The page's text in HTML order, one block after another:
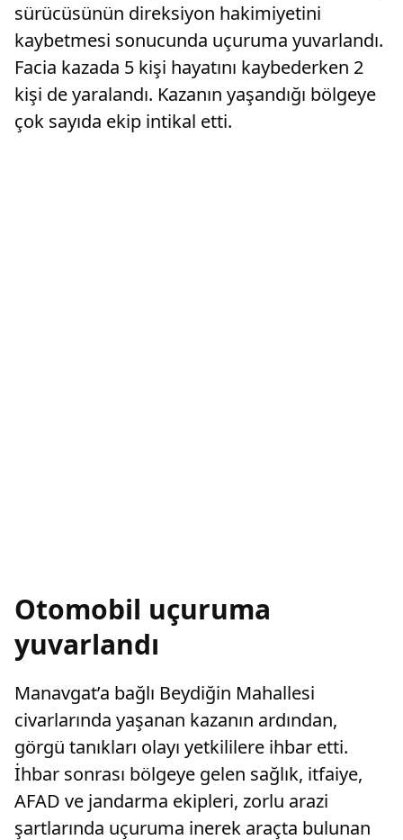
sürücüsünün direksiyon hakimiyetini
kaybetmesi sonucunda uçuruma yuvarlandı.
Facia kazada 5 kişi hayatını kaybederken 2
kişi de yaralandı. Kazanın yaşandığı bölgeye
çok sayıda ekip intikal etti.
Otomobil uçuruma
yuvarlandı
Manavgat’a bağlı Beydiğin Mahallesi
civarlarında yaşanan kazanın ardından,
görgü tanıkları olayı yetkililere ihbar etti.
İhbar sonrası bölgeye gelen sağlık, itfaiye,
AFAD ve jandarma ekipleri, zorlu arazi
şartlarında uçuruma inerek araçta bulunan